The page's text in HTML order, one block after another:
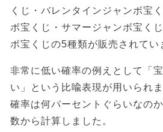
くじ・バレンタインジャンボ宝
ボ宝くじ・サマージャンボ宝く
ボ宝くじの5種類が販売されてい
非常に低い確率の例えとして「
い」という比喩表現が用いられ
確率は何パーセントぐらいなの
数から計算しました。